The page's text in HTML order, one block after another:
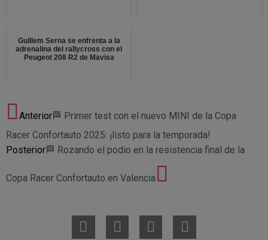
Guillem Serna se enfrenta a la
adrenalina del rallycross con el
Peugeot 208 R2 de Mavisa
Anterior🏁 Primer test con el nuevo MINI de la Copa
Racer Confortauto 2025: ¡listo para la temporada!
Posterior🏁 Rozando el podio en la resistencia final de la
Copa Racer Confortauto en Valencia